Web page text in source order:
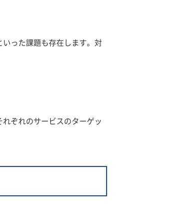
いった課題も存在します。対
れぞれのサービスのターゲッ